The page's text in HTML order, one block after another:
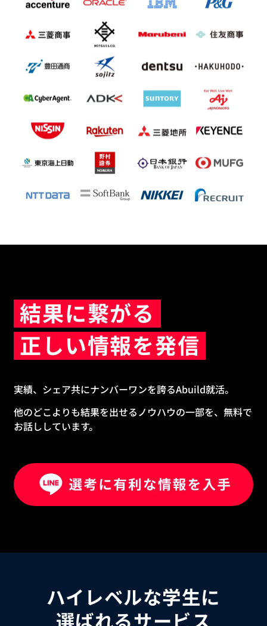
結果に繋がる
正しい情報を発信
実績、シェア共にナンバーワンを誇るAbuild就活。
他のどこよりも結果を出せるノウハウの一部を、無料で
お話ししています。
ハイレベルな学生に
選ばれるサービス